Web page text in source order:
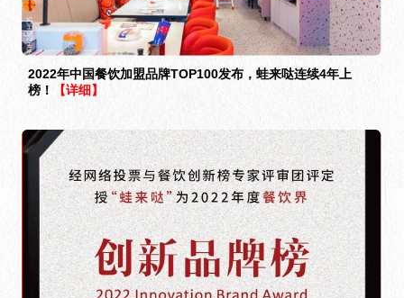
2022年中国餐饮加盟品牌TOP100发布，蛙来哒连续4年上
榜！
【详细】